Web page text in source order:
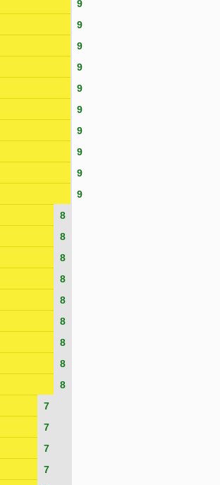
9
9
9
9
9
9
9
9
9
9
8
8
8
8
8
8
8
8
8
7
7
7
7